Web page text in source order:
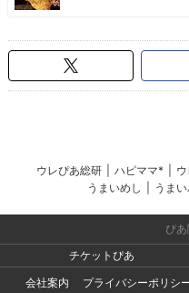
ウレぴあ総研 ハピママ*
うまいめし
うま
ぴ
チケットぴあ
会社案内
プライバシーポリシ